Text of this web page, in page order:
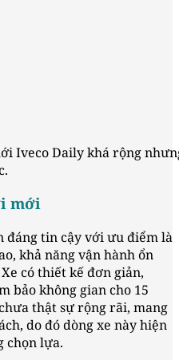
Iveco Daily khá rộng
mới
đáng tin cậy với ưu điểm là
khả năng vận hành ổn
có thiết kế đơn giản,
bảo không gian cho 15
thật sự rộng rãi, mang
do đó dòng xe này hiện
chọn lựa.